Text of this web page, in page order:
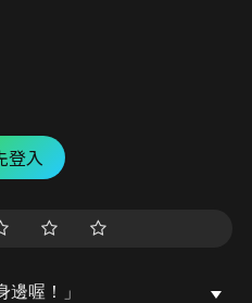
登入
喔！」